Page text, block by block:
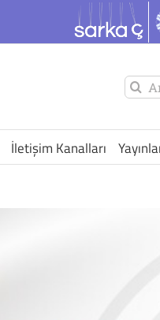
Şunu
İletişim Kanalları